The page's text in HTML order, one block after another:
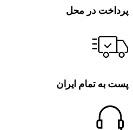
پرداخت در محل
پست به تمام ایران